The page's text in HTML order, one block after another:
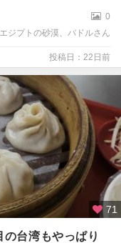
0
ジプトの砂漠、バドルさん
投稿日：22日前
71
の台湾もやっぱり